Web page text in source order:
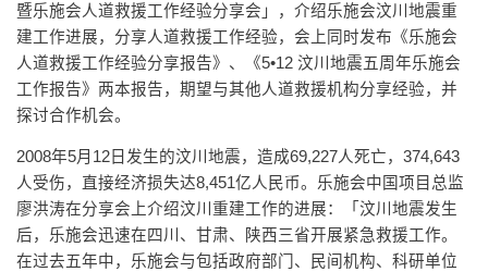
暨乐施会人道救援工作经验分享会」，介绍乐施会汶川地震重
建工作进展，分享人道救援工作经验，会上同时发布《乐施会
人道救援工作经验分享报告》、《5•12 汶川地震五周年乐施会
工作报告》两本报告，期望与其他人道救援机构分享经验，并
探讨合作机会。
2008年5月12日发生的汶川地震，造成69,227人死亡，374,643
人受伤，直接经济损失达8,451亿人民币。乐施会中国项目总监
廖洪涛在分享会上介绍汶川重建工作的进展：「汶川地震发生
后，乐施会迅速在四川、甘肃、陕西三省开展紧急救援工作。
在过去五年中，乐施会与包括政府部门、民间机构、科研单位